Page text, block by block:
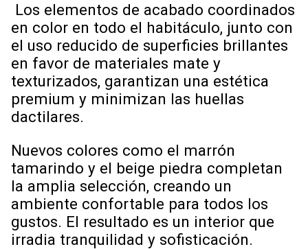
Los elementos de acabado coordinados
en color en todo el habitáculo, junto con
el uso reducido de superficies brillantes
en favor de materiales mate y
texturizados, garantizan una estética
premium y minimizan las huellas
dactilares.
Nuevos colores como el marrón
tamarindo y el beige piedra completan
la amplia selección, creando un
ambiente confortable para todos los
gustos. El resultado es un interior que
irradia tranquilidad y sofisticación.